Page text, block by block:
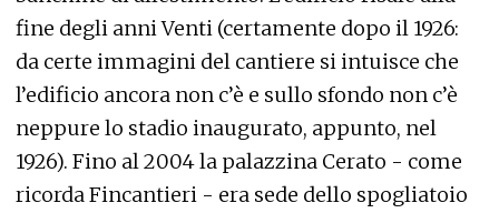
fine degli anni Venti (certamente dopo il 1926:
da certe immagini del cantiere si intuisce che
l’edificio ancora non c’è e sullo sfondo non c’è
neppure lo stadio inaugurato, appunto, nel
1926). Fino al 2004 la palazzina Cerato - come
ricorda Fincantieri - era sede dello spogliatoio